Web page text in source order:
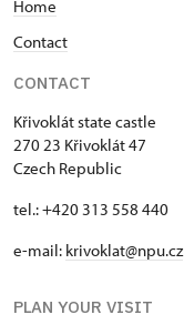
Home
Contact
CONTACT
Křivoklát state castle
270 23 Křivoklát 47
Czech Republic
tel.: +420 313 558 440
e-mail: krivoklat@npu.cz
PLAN YOUR VISIT